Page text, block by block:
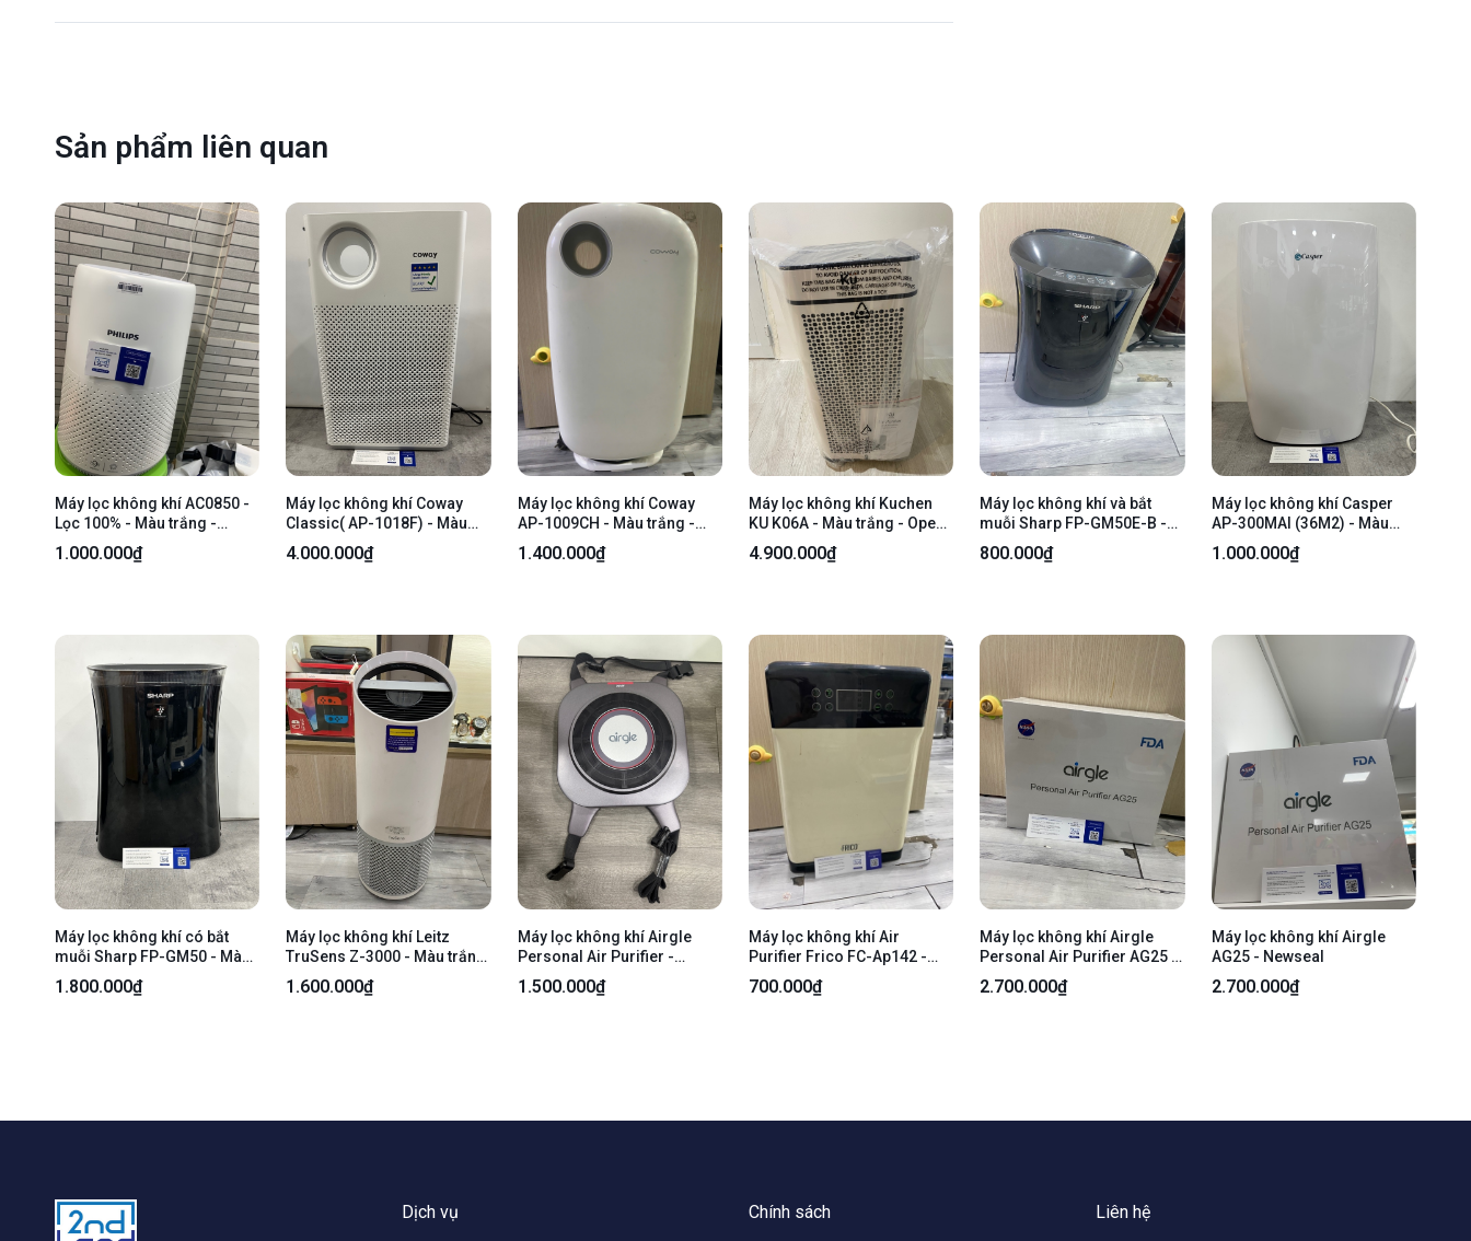
Sản phẩm liên quan
Máy lọc không khí AC0850 -
Lọc 100% - Màu trắng -
Ngoại hình: 98% - Kèm
nguồn
1.000.000₫
Máy lọc không khí Coway
Classic( AP-1018F) - Màu
trắng - Ngoại hình 99% -
Openbox
4.000.000₫
Máy lọc không khí Coway
AP-1009CH - Màu trắng -
Ngoại hình: 97% - Ố vàng,
lọc bụi - Body
1.400.000₫
Máy lọc không khí Kuchen
KU K06A - Màu trắng - Open
box
4.900.000₫
Máy lọc không khí và bắt
muỗi Sharp FP-GM50E-B -
Màu Đen - Ngoại hình: 97% -
Lọc bụi nhiều- Body
800.000₫
Máy lọc không khí Casper
AP-300MAI (36M2) - Màu
trắng - Ngoại hình 97% -
Body
1.000.000₫
Máy lọc không khí có bắt
muỗi Sharp FP-GM50 - Màu
đen - Ngoại hình 97% - Đã
thay tấm lọc new - Body
1.800.000₫
Máy lọc không khí Leitz
TruSens Z-3000 - Màu trắng
- Ngoại hình: 97% - đèn UV
cần được thay thế, hư màn
1.600.000₫
Máy lọc không khí Airgle
Personal Air Purifier -
model AG25 - Màu tím -
Ngoại hình 97.5% - lọc dơ -
1.500.000₫
Máy lọc không khí Air
Purifier Frico FC-Ap142 -
Màu trắng - Ngoại hình: 97%
- Body
700.000₫
Máy lọc không khí Airgle
Personal Air Purifier AG25 -
Màu đen - Newseal
2.700.000₫
Máy lọc không khí Airgle
AG25 - Newseal
2.700.000₫
Dịch vụ Chính sách Liên hệ